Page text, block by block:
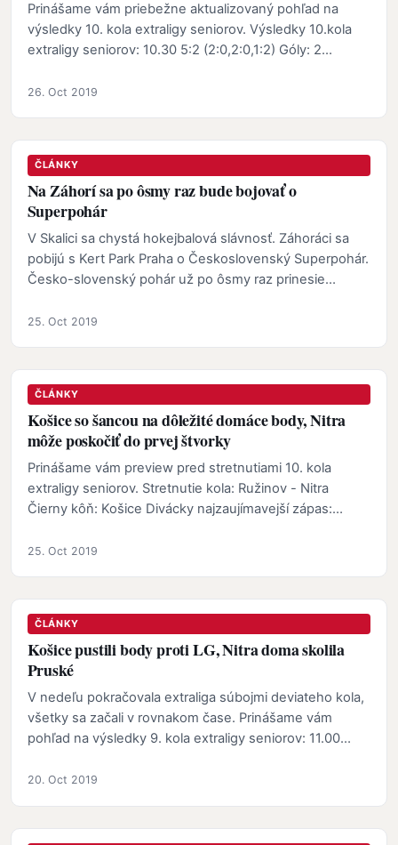
Prinášame vám priebežne aktualizovaný pohľad na
výsledky 10. kola extraligy seniorov. Výsledky 10.kola
extraligy seniorov: 10.30 5:2 (2:0,2:0,1:2) Góly: 2…
26. Oct 2019
ČLÁNKY
Na Záhorí sa po ôsmy raz bude bojovať o
Superpohár
V Skalici sa chystá hokejbalová slávnosť. Záhoráci sa
pobijú s Kert Park Praha o Československý Superpohár.
Česko-slovenský pohár už po ôsmy raz prinesie
25. Oct 2019
ČLÁNKY
Košice so šancou na dôležité domáce body, Nitra
môže poskočiť do prvej štvorky
Prinášame vám preview pred stretnutiami 10. kola
extraligy seniorov. Stretnutie kola: Ružinov - Nitra
Čierny kôň: Košice Divácky najzaujímavejší zápas:
25. Oct 2019
ČLÁNKY
Košice pustili body proti LG, Nitra doma skolila
Pruské
V nedeľu pokračovala extraliga súbojmi deviateho kola,
všetky sa začali v rovnakom čase. Prinášame vám
pohľad na výsledky 9. kola extraligy seniorov: 11.00
20. Oct 2019